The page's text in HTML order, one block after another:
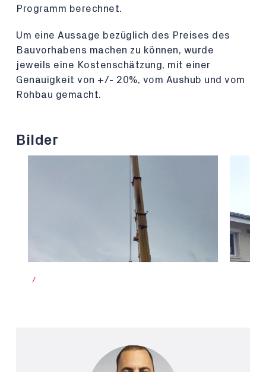
Programm berechnet.
Um eine Aussage bezüglich des Preises des
Bauvorhabens machen zu können, wurde
jeweils eine Kostenschätzung, mit einer
Genauigkeit von +/- 20%, vom Aushub und vom
Rohbau gemacht.
Bilder
/